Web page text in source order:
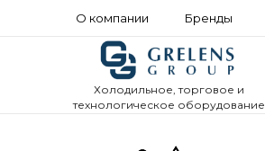
О компании Бренды
Холодильное, торговое и
технологическое оборудование